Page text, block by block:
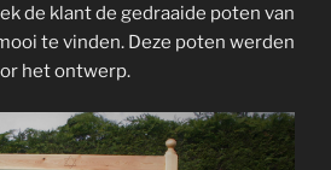
de klant de gedraaide poten van
te vinden. Deze poten werden
het ontwerp.